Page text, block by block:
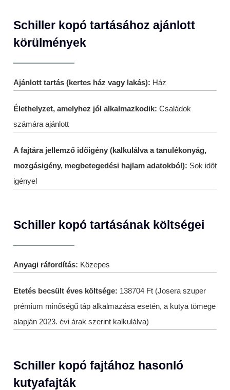
Schiller kopó tartásához ajánlott
körülmények
Ajánlott tartás (kertes ház vagy lakás): Ház
Élethelyzet, amelyhez jól alkalmazkodik: Családok
számára ajánlott
A fajtára jellemző időigény (kalkulálva a tanulékonyág,
mozgásigény, megbetegedési hajlam adatokból): Sok időt
igényel
Schiller kopó tartásának költségei
Anyagi ráfordítás: Közepes
Etetés becsült éves költsége: 138704 Ft (Josera szuper
prémium minőségű táp alkalmazása esetén, a kutya tömege
alapján 2023. évi árak szerint kalkulálva)
Schiller kopó fajtához hasonló
kutyafajták